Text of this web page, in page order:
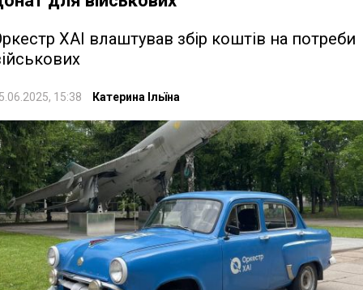
ХАІ влаштував збір коштів на потреби
15:38 Катерина Ільїна